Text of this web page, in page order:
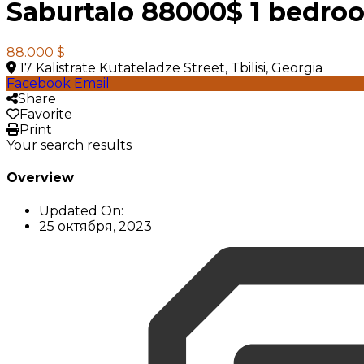
Saburtalo 88000$ 1
88.000 $
17 Kalistrate Kutateladze Street, Tbilisi, Georgia
Facebook Email
Share
Favorite
Print
Your search results
Overview
Updated On:
25 октября, 2023